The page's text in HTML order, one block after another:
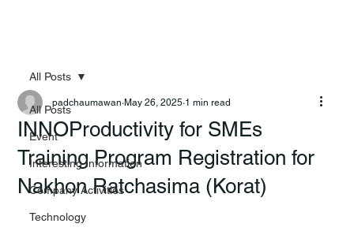
All Posts
Event
Interesting Information
Company Activities
Technology
All Posts
INNOProductivity for SMEs
Training Program Registration for
Nakhon Ratchasima (Korat)
padchaumawan May 26, 2025 1 min read